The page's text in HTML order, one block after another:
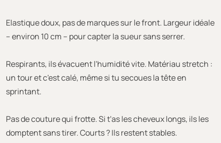
Elastique doux, pas de marques sur le front. Largeur idéale
– environ 10 cm – pour capter la sueur sans serrer.
Respirants, ils évacuent l'humidité vite. Matériau stretch :
un tour et c'est calé, même si tu secoues la tête en
sprintant.
Pas de couture qui frotte. Si t'as les cheveux longs, ils les
domptent sans tirer. Courts ? Ils restent stables.